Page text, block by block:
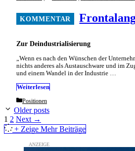
Zur Deindustrialisierung
„Wenn es nach den Wünschen der
nichts anderes als Austauschware und im
und einem Wandel in der Industrie …
Weiterlesen
Categories
Positionen
Older posts
Page
1 Page
2 Next →
+ Zeige Mehr Beiträge